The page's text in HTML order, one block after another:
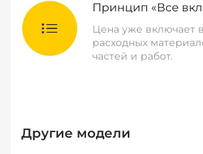
Принцип «Все
Цена уже включает
расходных
частей и работ.
Другие модели